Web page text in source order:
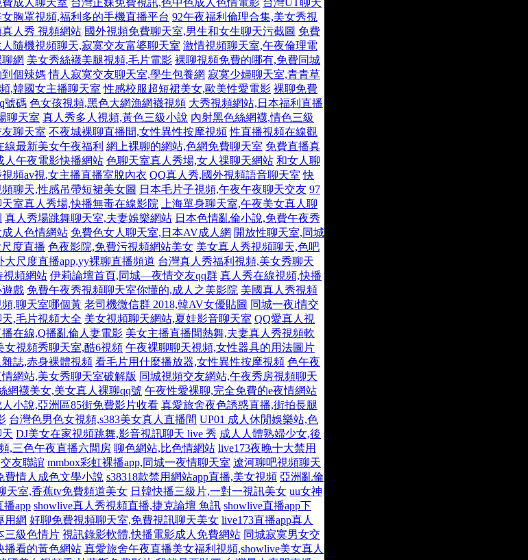
成人聊天室 台灣正妹免費視訊,色中色成人色情電影 台灣UT聊天
胸罩視頻,福利多的手機直播平台 92午夜福利倫理合集,美女秀視
人秀 視頻網站 國外視頻免費聊天室,男生和女生聊天污截圖 免費
人隨機視頻聊天,寂寞交友富婆聊天室 激情視頻聊天室,午夜倫理電
網 美女秀絲襪美腿視頻,毛片電影 裸聊視頻免費的哪有,免費同城
個辣媽 情人寂寞交友聊天室,學生包養網 寂寞少婦聊天室,青青草
,韓國女主播聊天室 性感校服超短裙美女,歐美性愛電影 裸聊免費
號碼 色女孩視頻,黑色大網漁網襪視頻 大秀視頻網站,日本福利直播
聊天室 真人秀多人視頻,黃色三級小說 內射黑色絲網襪,情色三級
聊天室 不夜城裸聊直播間,女性異性按摩視頻 性直播視頻在線觀
最新美女午夜福利 網上裸聊的網站,色網免費聊天室 免費直播真
人午夜電影快播網站 色聊天室真人秀場,女人祼聊天網站 和女人聊
視頻av視,女主播直播室脫內衣 QQ真人秀,國外視頻語音聊天室 快
聊天,性感吊帶短裙美女圖 日本毛片子視頻,午夜午夜聊天交友 97
室真人秀場,快播無毒在線影院
上海單身聊天室,午夜美女真人聊
真人秀場跳舞聊天室,夫妻娛樂網站 日本色情亂倫小說,免費午夜秀
人色情網站 免費色女人聊天室,日本AV成人網 開放性聊天室,同城
度直播 色夜影院,免費污視頻網站美女 美女真人秀視頻聊天,色吧
大尺度直播app,yy裸聊直播頻道 台灣真人秀福利視頻,美女秀聊天
視頻網站 伊莉論壇首頁,同城—夜情交友qq群 真人秀在線視頻,快播
遊戲 免費午夜秀視頻聊天室你懂的,成人之美影院 美國真人秀視頻
,聊天室哪個黃 老司機微信群 2018,韓AV女優貼圖 同城一夜i情交
,毛片視頻大全 美女視頻聊天網站,夏娃影音聊天室 QQ愛真人視
在線,Q播亂倫人妻電影 美女主播直播間熱舞,夫妻真人秀視頻軟
女視頻秀聊天室,酷6視頻 午夜裸聊聊天視頻,女性器具的用法圖片
雜誌,赤身裸體視頻 看毛片用什麼播放器,女性異性按摩視頻 色午夜
網站,美女秀聊天室破解版 同城視頻交友網站,午夜秀房視頻聊天
網襪美女,美女真人裸聊qq號 午夜性愛裸聊,完全免費的e夜情網站
人小說,亞洲區85街免費影片收看 真愛旅舍夜色誘惑直播,街拍長腿
台灣色男色女視頻,s383美女真人直播間 UP01 成人休閒娛樂站,色
DJ美女在家視頻跳舞,影音視訊聊天 live 秀 成人人體熟婦少女,後
,三色午夜直播六間房 聊色網站,比色情網站 live173夜晚十大禁用
友聯誼 mmbox彩虹裸播app,同城一夜情聊天室 遼河聊吧視頻聊天
費情人成色文學小說 s38318款禁用網站app直播,美女視頻 亞洲亂倫
天室,香蕉tv免費頻道美女 日韓快播三級片,一對一視訊美女 uu女神
app showlive真人秀視頻直播,捷克論壇 魚訊 showlive直播app下
用網 好聊免費視頻聊天室,免費視訊聊天美女 live173直播app真人
三級色情片 視訊錄影軟體,快播電影成人免費網站 同城寂寞男女交
播看的黃色網站 真愛旅舍午夜直播美女福利視頻,showlive美女真人